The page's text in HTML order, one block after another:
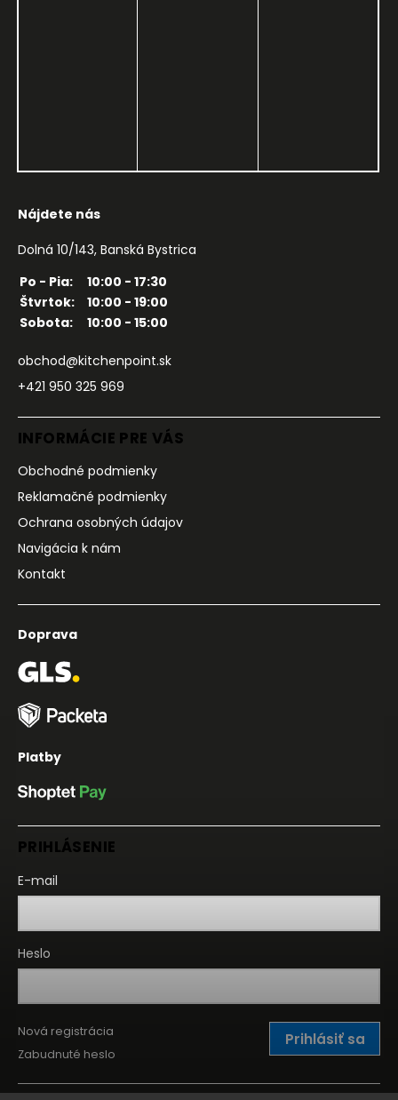
Nájdete nás
Dolná 10/143, Banská Bystrica
Po - Pia:
10:00 - 17:30
Štvrtok:
10:00 - 19:00
Sobota:
10:00 - 15:00
obchod@kitchenpoint.sk
+421 950 325 969
INFORMÁCIE PRE VÁS
Obchodné podmienky
Reklamačné podmienky
Ochrana osobných údajov
Navigácia k nám
Kontakt
Doprava
Platby
PRIHLÁSENIE
E-mail
Heslo
Prihlásiť sa
Nová registrácia
Zabudnuté heslo